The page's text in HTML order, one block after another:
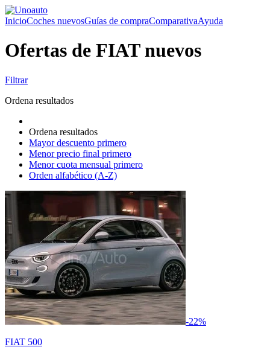
InicioCoches nuevosGuías de compraComparativaAyuda
Ofertas de FIAT nuevos
Filtrar
Ordena resultados
Ordena resultados
Mayor descuento primero
Menor precio final primero
Menor cuota mensual primero
Orden alfabético (A-Z)
-22%
FIAT 500